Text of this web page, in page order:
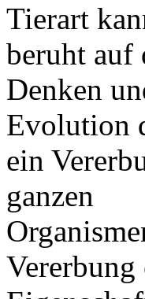
Tierart
beruht auf
Denken
Evolution
ein
ganzen
Vererbung